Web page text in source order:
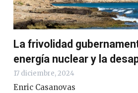
La frivolidad
energía nuclear y la
17 diciembre, 2024
Enric Casanovas